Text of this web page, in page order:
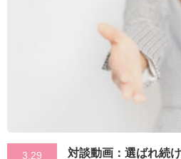
3.29 対談動画：選ばれ続